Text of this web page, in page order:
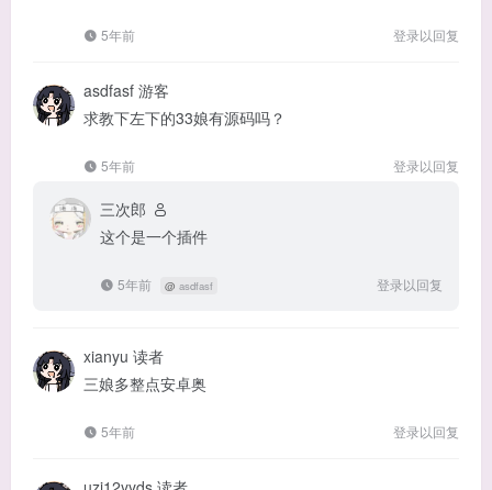
5年前 登录以回复
asdfasf 游客
求教下左下的33娘有源码吗？
5年前 登录以回复
三次郎
这个是一个插件
5年前 @ asdfasf 登录以回复
xianyu 读者
三娘多整点安卓奥
5年前 登录以回复